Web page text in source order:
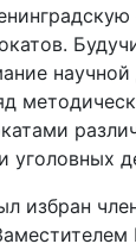
научной
уголовных
избран